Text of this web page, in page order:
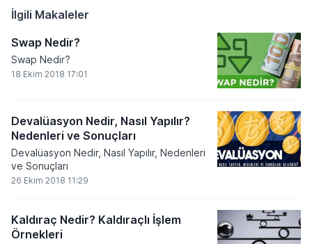
göre 5-6 Ağustos tarihlerinde gerçekleşen
bu başvurular sermaye artırımı, tavan
önemli finansal süreçleri kapsıyor.
İlgili Makaleler
Swap Nedir?
Swap Nedir?
18 Ekim 2018 17:01
Devalüasyon Nedir, Nasıl Yapılır?
Nedenleri ve Sonuçları
Devalüasyon Nedir, Nasıl Yapılır, Nedenleri
ve Sonuçları
26 Ekim 2018 11:29
Kaldıraç Nedir? Kaldıraçlı İşlem
Örnekleri